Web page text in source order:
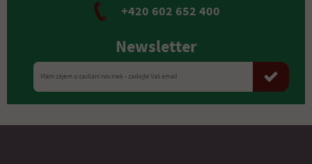
+420 602 652 400
Newsletter